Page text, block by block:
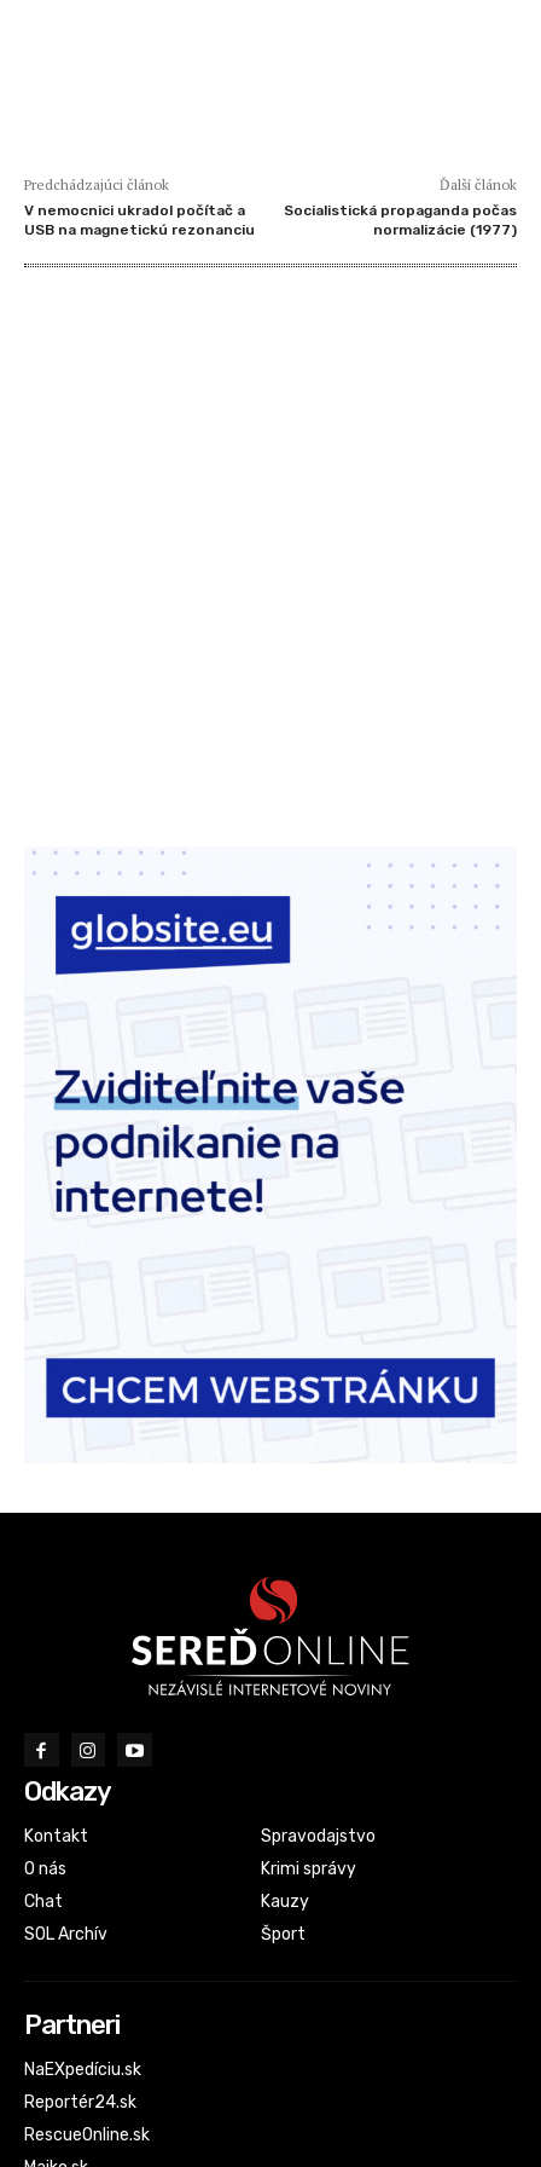
Predchádzajúci článok
V nemocnici ukradol počítač a
USB na magnetickú rezonanciu
Ďalší článok
Socialistická propaganda počas
normalizácie (1977)
Odkazy
Kontakt
O nás
Chat
SOL Archív
Spravodajstvo
Krimi správy
Kauzy
Šport
Partneri
NaEXpedíciu.sk
Reportér24.sk
RescueOnline.sk